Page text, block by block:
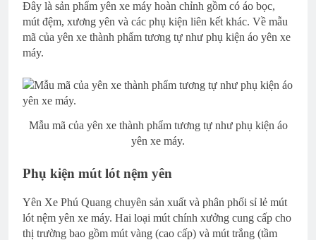
Đây là sản phẩm yên xe máy hoàn chỉnh gồm có áo bọc,
mút đệm, xương yên và các phụ kiện liên kết khác. Về mẫu
mã của yên xe thành phẩm tương tự như phụ kiện áo yên xe
máy.
Mẫu mã của yên xe thành phẩm tương tự như phụ kiện áo
yên xe máy.
Phụ kiện mút lót nệm yên
Yên Xe Phú Quang chuyên sản xuất và phân phối sỉ lẻ mút
lót nệm yên xe máy. Hai loại mút chính xưởng cung cấp cho
thị trường bao gồm mút vàng (cao cấp) và mút trắng (tầm